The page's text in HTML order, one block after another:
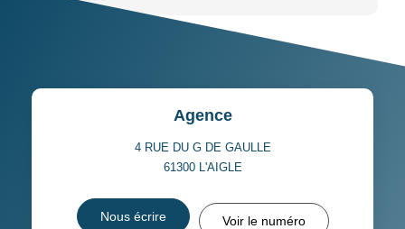
Agence
4 RUE DU G DE GAULLE
61300 L'AIGLE
Nous écrire Voir le numéro